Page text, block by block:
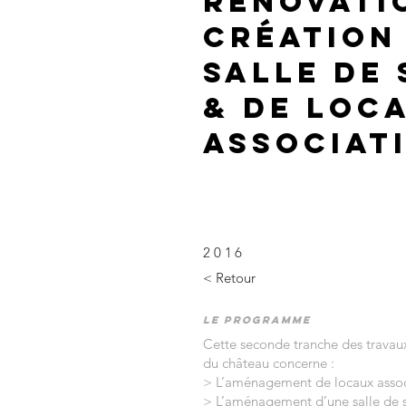
création
salle de
& de
2016
< Retour
Le programme
Cette seconde tranche des
du château concerne :
> L’aménagement de locaux
> L’aménagement d’une salle